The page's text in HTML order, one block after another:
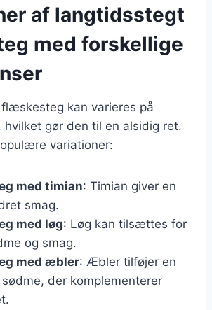
af langtidsstegt
med forskellige
kan varieres på
hvilket gør den til en alsidig ret.
variationer:
med timian: Timian giver en
smag.
med løg: Løg kan tilsættes for
og smag.
med æbler: Æbler tilføjer en
der komplementerer